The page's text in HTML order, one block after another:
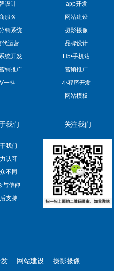
设计
服务
销系统
代运营
统开发
销推广
一抖
app开发
网站建设
摄影摄像
品牌设计
H5•手机站
营销推广
小程序开发
网站模板
我们
我们
认可
不同
与信仰
支持
关注我们
网站建设 摄影摄像